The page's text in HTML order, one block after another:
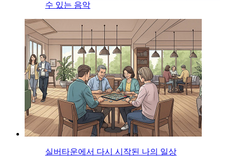
수 있는 음악
실버타운에서 다시 시작된 나의 일상